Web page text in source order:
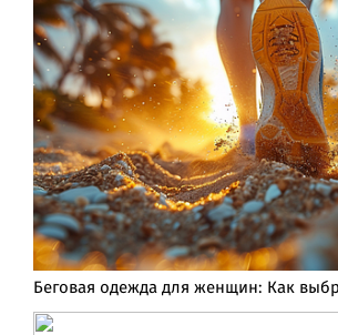
Беговая одежда для женщин: Как